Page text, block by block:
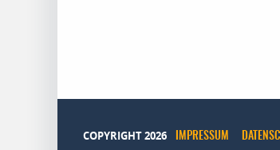
COPYRIGHT 2026 IMPRESSUM